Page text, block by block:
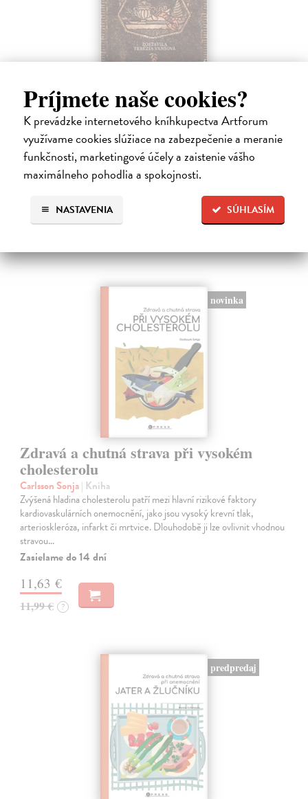
Príjmete naše cookies?
K prevádzke internetového kníhkupectva Artforum
využívame cookies slúžiace na zabezpečenie a meranie
funkčnosti, marketingové účely a zaistenie vášho
maximálneho pohodlia a spokojnosti.
SÚHLASÍM
NASTAVENIA
Nová kuchárska kniha
Vansová Terézia (zost.)
| Kniha
Máte pravdu, knižný trh prekypuje kuchárskymi knihami. Nová
kuchárska kniha z pera najpovolanejšej gazdinky Terézie Vansovej je
však dielom, ktoré zaručene obohatí každú domácnosť.
23,66 €
novinka
Zdravá a chutná strava při vysokém
cholesterolu
Carlsson Sonja| Kniha
Zvýšená hladina cholesterolu patří mezi hlavní rizikové faktory
kardiovaskulárních onemocnění, jako jsou vysoký krevní tlak,
arterioskleróza, infarkt či mrtvice. Dlouhodobě ji lze ovlivnit vhodnou
stravou…
Zasielame do 14 dní
11,63 €
11,99 € ?
predpredaj